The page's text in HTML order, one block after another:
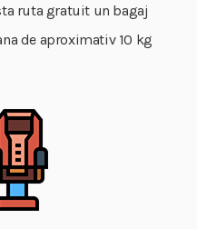
ruta gratuit un bagaj
de aproximativ 10 kg